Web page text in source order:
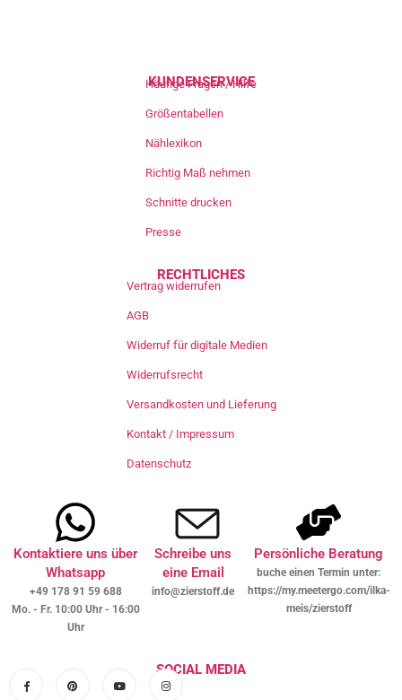
KUNDENSERVICE
Häufige Fragen / Hilfe
Größentabellen
Nählexikon
Richtig Maß nehmen
Schnitte drucken
Presse
RECHTLICHES
Vertrag widerrufen
AGB
Widerruf für digitale Medien
Widerrufsrecht
Versandkosten und Lieferung
Kontakt / Impressum
Datenschutz
Kontaktiere uns über
Whatsapp
+49 178 91 59 688
Mo. - Fr. 10:00 Uhr - 16:00
Uhr
Schreibe uns
eine Email
info@zierstoff.de
Persönliche Beratung
buche einen Termin unter:
https://my.meetergo.com/ilka-
meis/zierstoff
SOCIAL MEDIA